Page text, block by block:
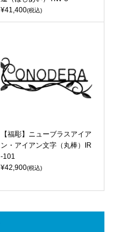
¥41,400(税込)
【福彫】ニューブラスアイア
ン・アイアン文字（丸棒）IR
-101
¥42,900(税込)